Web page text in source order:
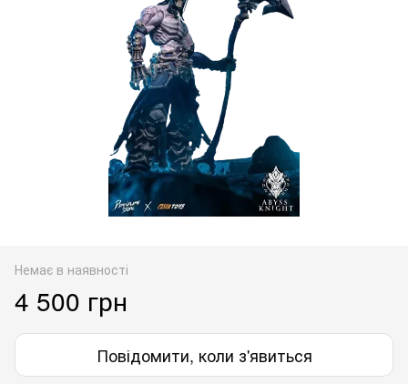
Немає в наявності
4 500 грн
Повідомити, коли з'явиться